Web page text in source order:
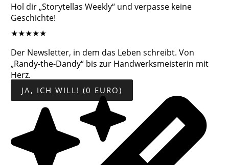
Hol dir „Storytellas Weekly“ und verpasse keine
Geschichte!
★★★★★
Der Newsletter, in dem das Leben schreibt. Von
„Randy-the-Dandy“ bis zur Handwerksmeisterin mit
Herz.
JA, ICH WILL! (0 EURO)